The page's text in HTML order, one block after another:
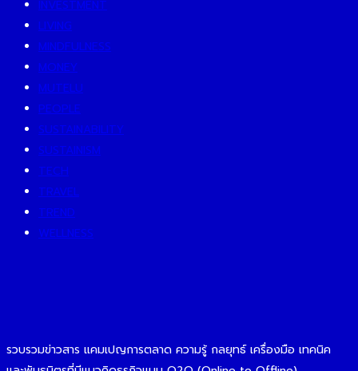
INVESTMENT
LIVING
MINDFULNESS
MONEY
MUTELU
PEOPLE
SUSTAINABILITY
SUSTAINISM
TECH
TRAVEL
TREND
WELLNESS
รวบรวมข่าวสาร แคมเปญการตลาด ความรู้ กลยุทธ์ เครื่องมือ เทคนิค